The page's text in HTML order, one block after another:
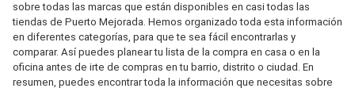
sobre todas las marcas que están disponibles en casi todas las
tiendas de Puerto Mejorada. Hemos organizado toda esta información
en diferentes categorías, para que te sea fácil encontrarlas y
comparar. Así puedes planear tu lista de la compra en casa o en la
oficina antes de irte de compras en tu barrio, distrito o ciudad. En
resumen, puedes encontrar toda la información que necesitas sobre